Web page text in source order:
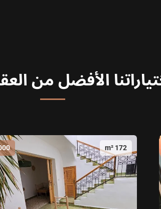
الأفضل من
172 m²
€